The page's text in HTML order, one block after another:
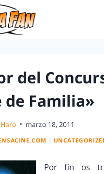
del
de Familia»
marzo 18, 2011
|
Por fin os